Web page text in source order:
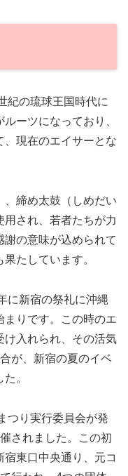
紀の琉球王国時代に
ーツになっており、
、現在のエイサーとな
締め太鼓（しめだい
用され、若者たちが力
の意味が込められて
たしています。
に新宿の祭礼に沖縄
りです。この時のエ
け入れられ、その活気
が、新宿の夏のイベ
。
つり実行委員会が発
されました。この初
東口中央通り、元コ